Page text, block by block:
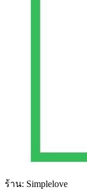
ร้าน: Simplelove